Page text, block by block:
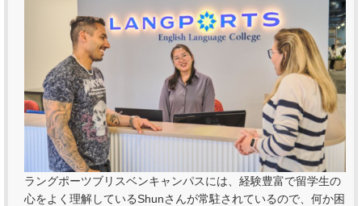
ラングポーツブリスベンキャンパスには、経験豊富で留学生の
心をよく理解しているShunさんが常駐されているので、何か困